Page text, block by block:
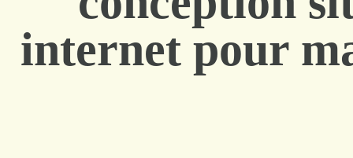
internet pour